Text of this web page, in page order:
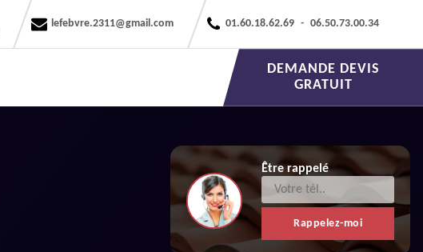
lefebvre.2311@gmail.com 01.60.18.62.69 - 06.50.73.00.34
DEMANDE DEVIS
GRATUIT
Être rappelé